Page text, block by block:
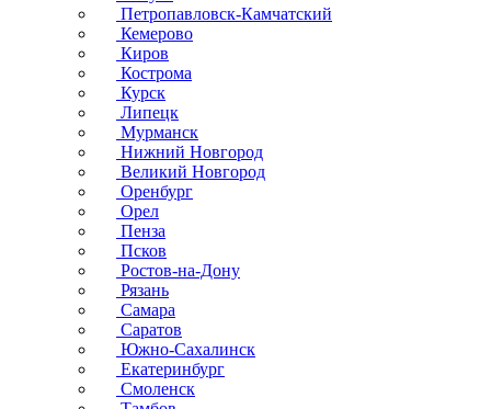
Петропавловск-Камчатский
Кемерово
Киров
Кострома
Курск
Липецк
Мурманск
Нижний Новгород
Великий Новгород
Оренбург
Орел
Пенза
Псков
Ростов-на-Дону
Рязань
Самара
Саратов
Южно-Сахалинск
Екатеринбург
Смоленск